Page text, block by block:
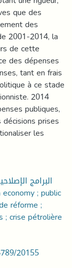
que des
des
2001-2014, la
de cette
des dépenses
tant en frais
à ce stade
2014
publiques,
prises
les
البرامج
réforme ;
; crise pétrolière
20155